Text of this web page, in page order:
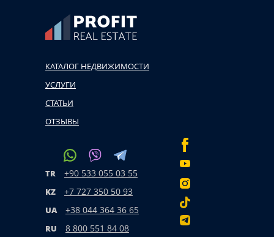
КАТАЛОГ НЕДВИЖИМОСТИ
УСЛУГИ
СТАТЬИ
ОТЗЫВЫ
TR +90 533 055 03 55
KZ +7 727 350 50 93
UA +38 044 364 36 65
RU 8 800 551 84 08